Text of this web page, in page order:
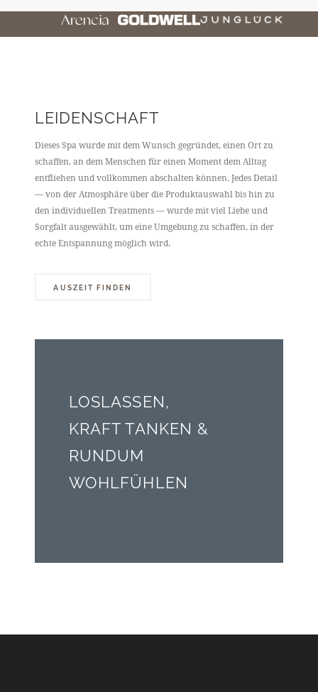
LEIDENSCHAFT
Dieses Spa wurde mit dem Wunsch gegründet, einen Ort zu
schaffen, an dem Menschen für einen Moment dem Alltag
entfliehen und vollkommen abschalten können. Jedes Detail
— von der Atmosphäre über die Produktauswahl bis hin zu
den individuellen Treatments — wurde mit viel Liebe und
Sorgfalt ausgewählt, um eine Umgebung zu schaffen, in der
echte Entspannung möglich wird.
AUSZEIT FINDEN
LOSLASSEN,
KRAFT TANKEN &
RUNDUM
WOHLFÜHLEN